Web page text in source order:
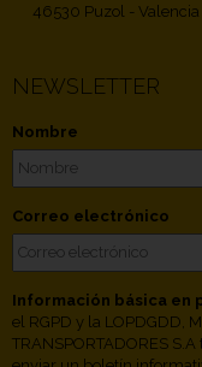
46530 Puzol - Valencia
NEWSLETTER
Nombre
Correo electrónico
Información básica en
el RGPD y la LOPDGDD,
TRANSPORTADORES